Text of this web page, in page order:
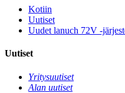
Kotiin
Uutiset
Uudet lanuch 72V -
Uutiset
Yritysuutiset
Alan uutiset